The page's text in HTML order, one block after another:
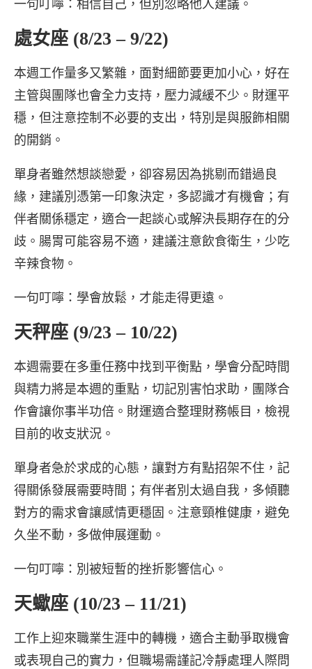
一句叮嚀：相信自己，但別忽略他人建議。
處女座 (8/23 – 9/22)
本週工作量多又繁雜，面對細節要更加小心，好在
主管與團隊也會全力支持，壓力減緩不少。財運平
穩，但注意控制不必要的支出，特別是與服飾相關
的開銷。
單身者雖然想談戀愛，卻容易因為挑剔而錯過良
緣，建議別憑第一印象決定，多認識才有機會；有
伴者關係穩定，適合一起談心或解決長期存在的分
歧。腸胃可能容易不適，建議注意飲食衛生，少吃
辛辣食物。
一句叮嚀：學會放鬆，才能走得更遠。
天秤座 (9/23 – 10/22)
本週需要在多重任務中找到平衡點，學會分配時間
與精力將是本週的重點，切記別害怕求助，團隊合
作會讓你事半功倍。財運適合整理財務帳目，檢視
目前的收支狀況。
單身者急於求成的心態，讓對方有點招架不住，記
得關係發展需要時間；有伴者別太過自我，多傾聽
對方的需求會讓感情更穩固。注意頸椎健康，避免
久坐不動，多做伸展運動。
一句叮嚀：別被短暫的挫折影響信心。
天蠍座 (10/23 – 11/21)
工作上迎來職業生涯中的轉機，適合主動爭取機會
或表現自己的實力，但職場需謹記冷靜處理人際問